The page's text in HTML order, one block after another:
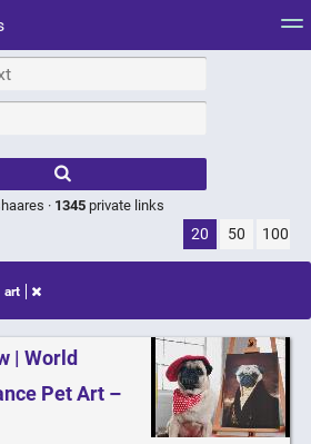
results.
· 1345 private links
20 50 100
art
| World
Pet Art –